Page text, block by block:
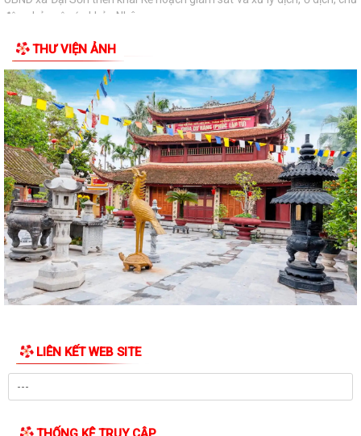
phòng chống ngộ độc thực phẩm trong...
Tăng cường công tác truyền thông phòng, chống bệnh dại năm 2026
THÔNG BÁO Về việc tuyển chọn thực tập sinh nữ đi thực tập kỹ thuật
tại Nhật Bản đợt II năm 2026
Tăng cường phát hiện bệnh lao gắn với khám sức khỏe định kỳ cho
người dân trên địa bàn xã
Tuyên truyền Kế hoạch, Thể lệ cuộc thi “Sáng tác ca khúc và biểu trưng
(Logo) về phường Mường Thanh”
UBND xã ban hành Công văn đình chỉ lưu hành lưu hành, thu hồi và
tiêu huỷ mỹ phẩm không đạt chất...
Đại Sơn triển khai Kế hoạch thực hiện Chỉ thị số 31-CT/TW về tăng
cường công tác an toàn, vệ sinh...
tăng cường sự lãnh đạo của Đảng...
KỶ NIỆM 96 NĂM NGÀY TRUYỀN THỐNG NGÀNH TUYÊN GIÁO CỦA
THƯ VIỆN ẢNH
LIÊN KẾT WEB SITE